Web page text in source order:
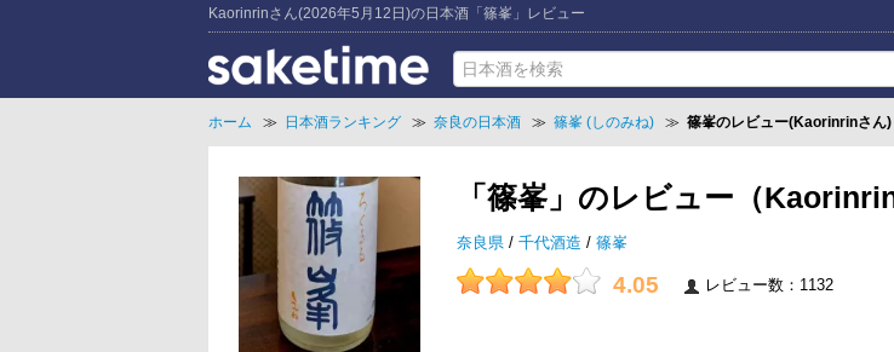
Kaorinrinさん(2026年5月12日)の日本酒「篠峯」レビュー
ホーム ≫ 日本酒ランキング ≫ 奈良の日本酒 ≫ 篠峯 (しのみね) ≫ 篠峯のレビュー(Kaorinrinさん)
「篠峯」のレビュー（
奈良県 / 千代酒造 / 篠峯
4.05 レビュー数：1132